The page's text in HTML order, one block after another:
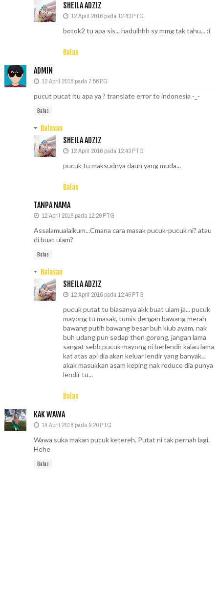
SHEILA ADZIZ
12 April 2016 pada 12:43 PTG
botok2 tu apa sis... haduihhh sy mmg tak tahu... :(
Balas
ADMIN
12 April 2016 pada 7:56 PG
pucut pucat itu apa ya ? translate error to indonesia -_-
Balas
Balasan
SHEILA ADZIZ
12 April 2016 pada 12:43 PTG
pucuk tu maksudnya daun yang muda...
Balas
TANPA NAMA
12 April 2016 pada 12:29 PTG
Assalamualaikum...Cmana cara masak pucuk-pucuk ni? atau
di buat ulam?
Balas
Balasan
SHEILA ADZIZ
12 April 2016 pada 12:46 PTG
pucuk putat tu biasanya akk buat ulam ja... pucuk
mayong tu masak, tumis dengan bawang merah
bawang putih bawang besar buh kiub ayam, nak
buh udang pun sedap then goreng, jangan lama
sangat sebb pucuk mayong ni berlendir kalau lama
kat atas api dia akan keluar lendir yang banyak...
akak masukkan asam keping nak reduce dia punya
lendir tu...
Balas
KAK WAWA
14 April 2016 pada 9:20 PTG
Wawa suka makan pucuk ketereh. Putat ni tak pernah lagi.
Hehe
Balas